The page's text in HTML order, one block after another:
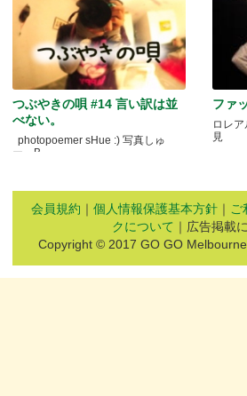
つぶやきの唄 #14 言い訳は並
べない。
photopoemer sHue :) 写真しゅ
ー。B.....
ファ
ロレ
見
会員規約 ｜ 個人情報保護基本方針 ｜ ご
クについて ｜広告掲載
Copyright © 2017 GO GO